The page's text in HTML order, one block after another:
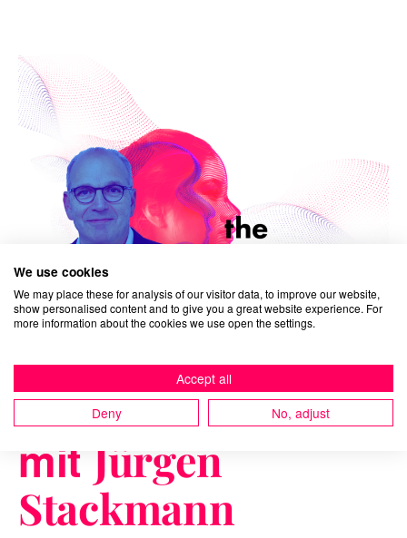
04/11/2025
The German
Quest Folge Nr. 16
mit Jürgen
Stackmann
We use cookies
We may place these for analysis of our visitor data, to improve our website,
show personalised content and to give you a great website experience. For
more information about the cookies we use open the settings.
Accept all
Deny
No, adjust